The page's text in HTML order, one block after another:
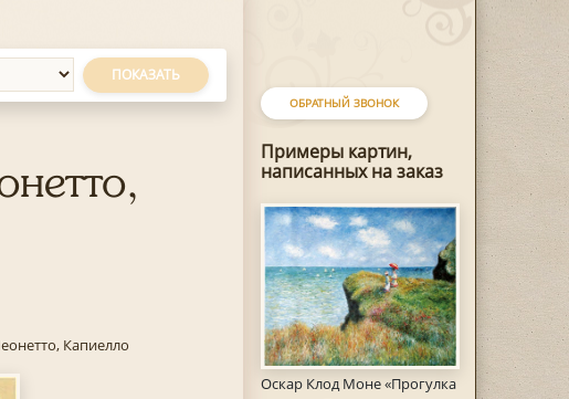
ОБРАТНЫЙ ЗВОНОК
Примеры картин,
написанных на заказ
Оскар Клод Моне «Прогулка
ПОКАЗАТЬ
Капиелло